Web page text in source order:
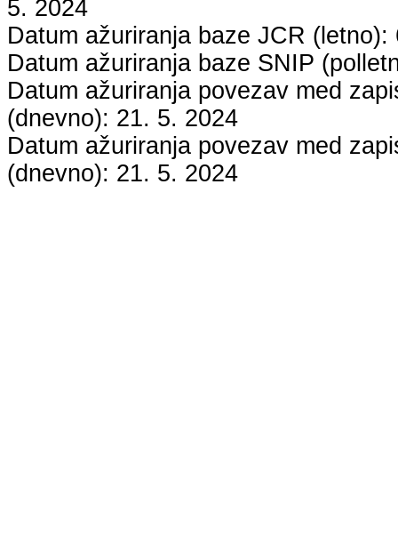
5. 2024
Datum ažuriranja baze JCR (letno):
Datum ažuriranja baze SNIP
Datum ažuriranja povezav med
(dnevno): 21. 5. 2024
Datum ažuriranja povezav med
(dnevno): 21. 5. 2024